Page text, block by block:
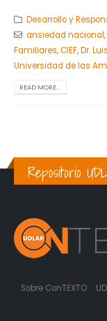
Desarrollo y
ansiedad nacional,
Familiares,CIEF,Dr.
Universidad de las
READ MORE...
Repositorio
Sobre ConTEXTO